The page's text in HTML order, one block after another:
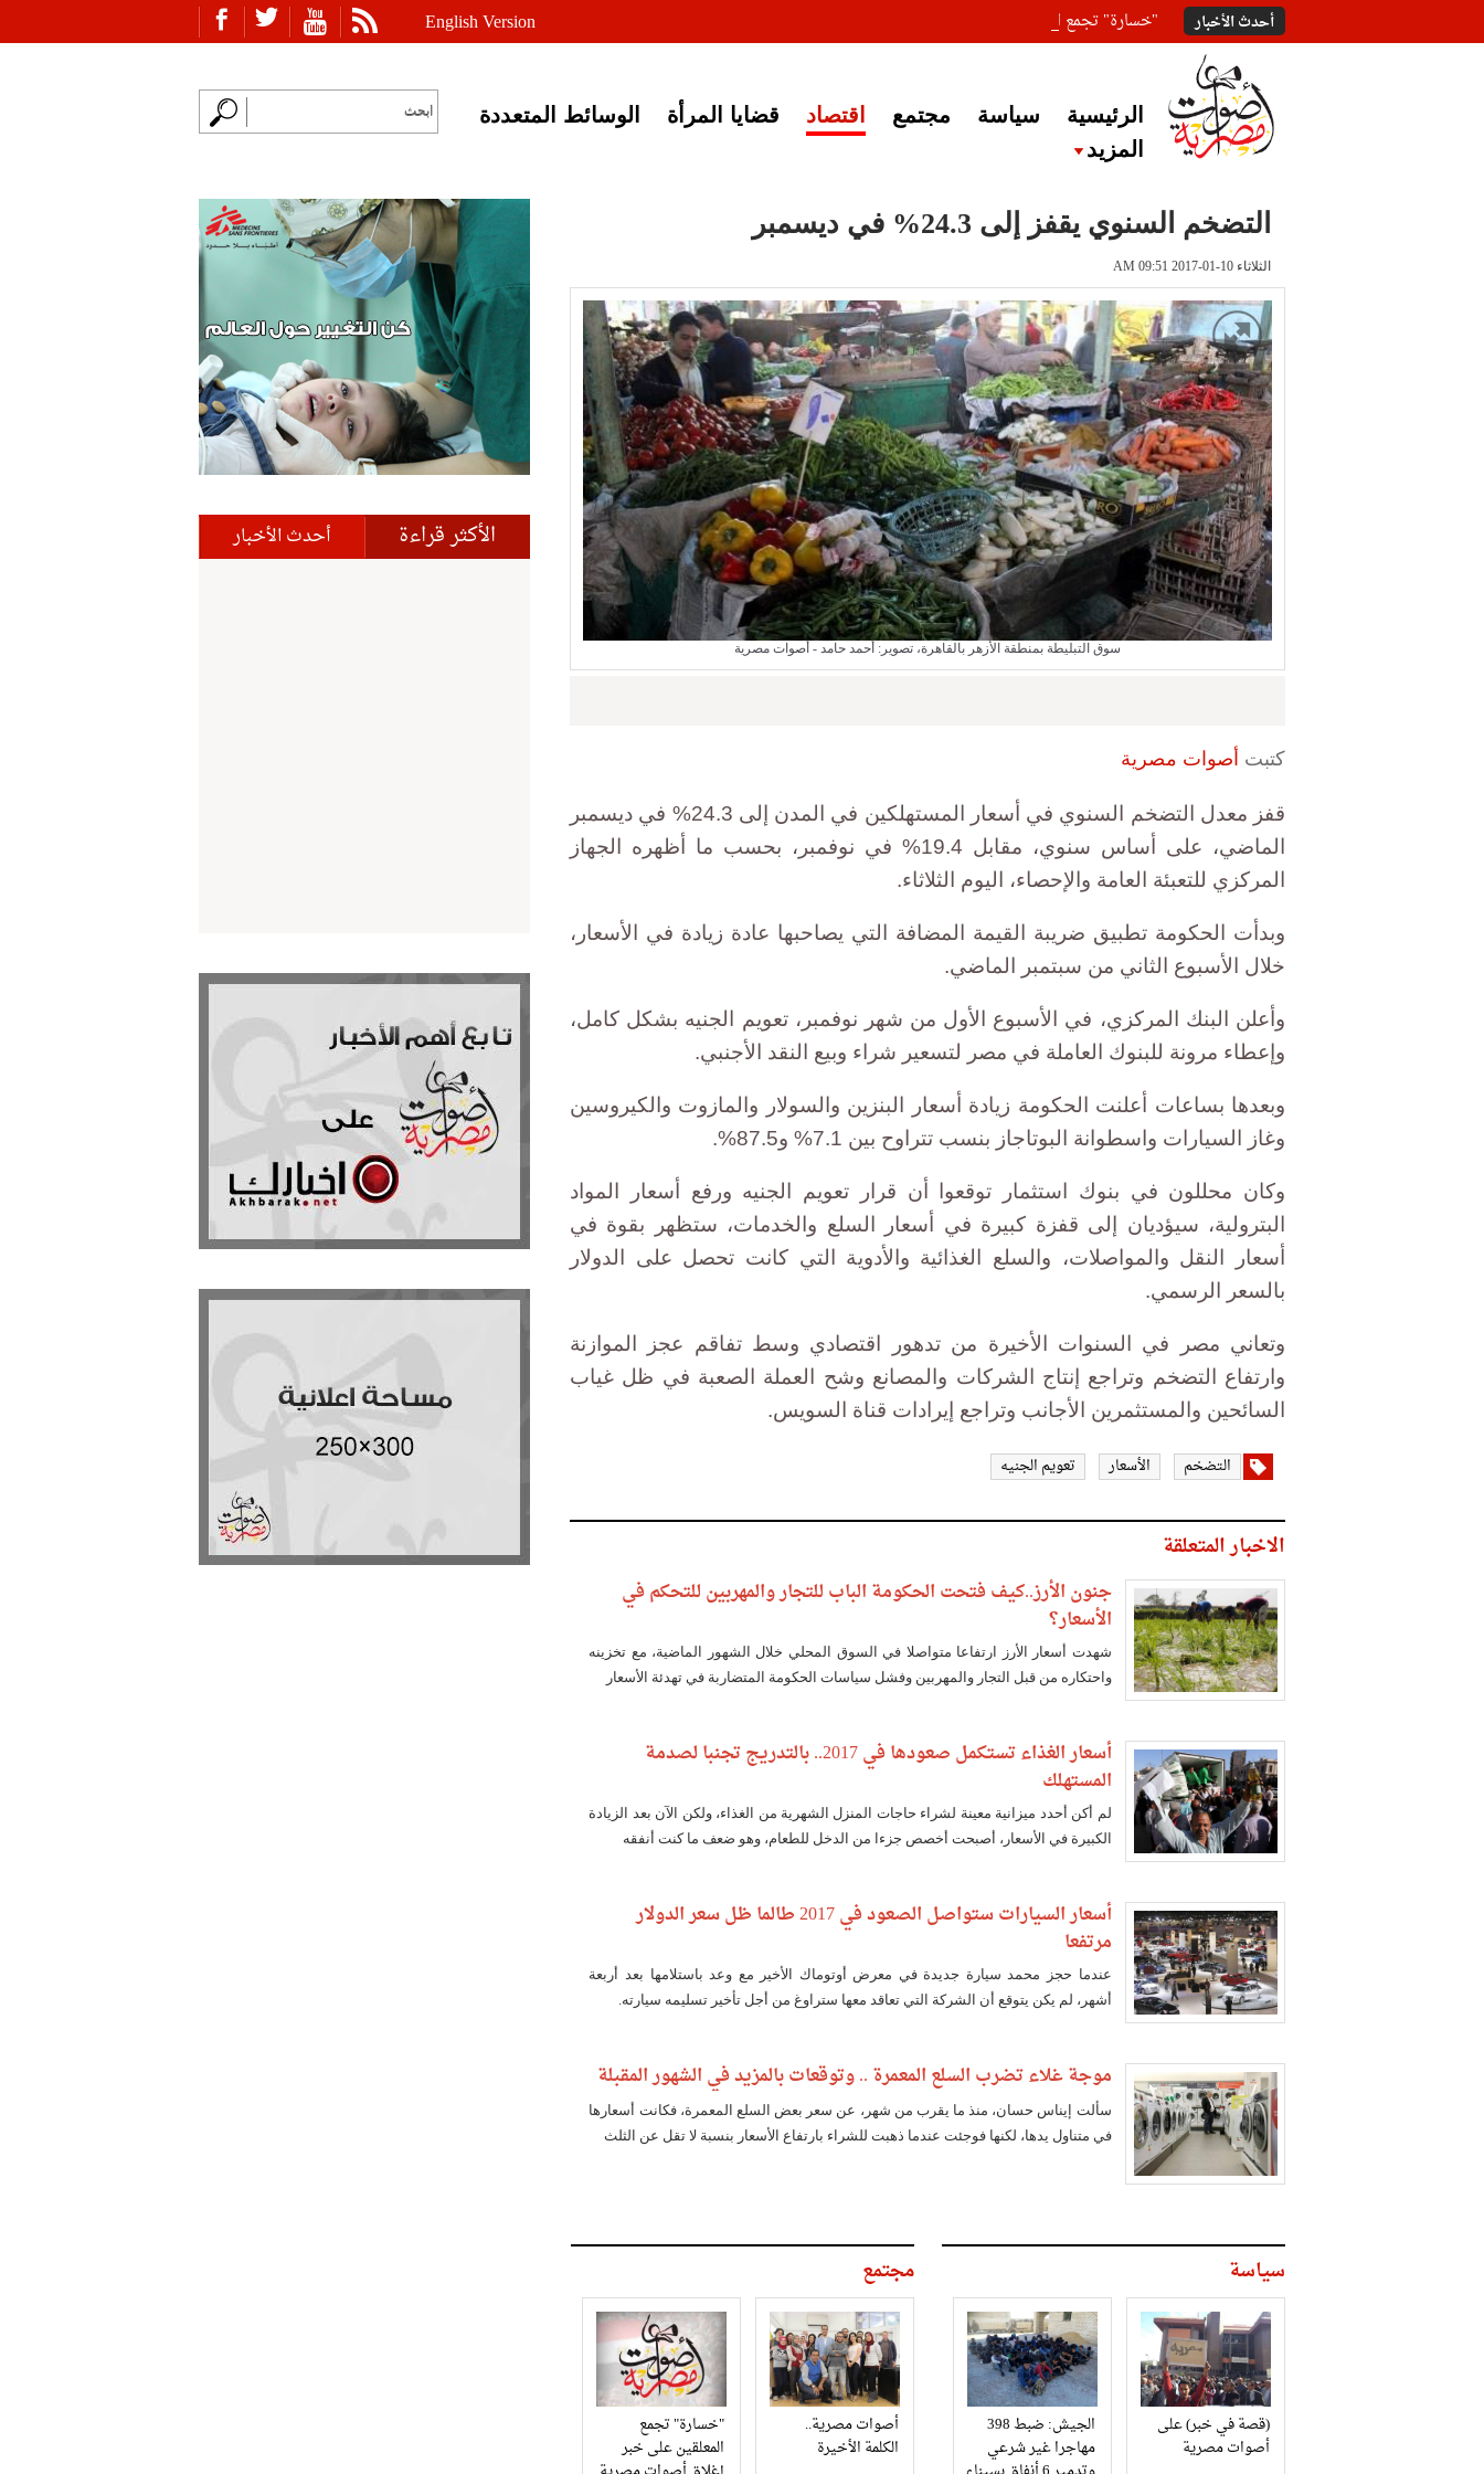
English Version أحدث الأخبار "خسارة" تجمع المعلقين على خبر إغلاق أصوات مصرية
الرئيسية سياسة مجتمع اقتصاد قضايا المرأة
الوسائط المتعددة
المزيد
التضخم السنوي يقفز إلى 24.3% في ديسمبر
الثلاثاء 10-01-2017 AM 09:51
سوق التبليطة بمنطقة الأزهر بالقاهرة، تصوير: أحمد حامد - أصوات مصرية
كتبت أصوات مصرية
قفز معدل التضخم السنوي في أسعار المستهلكين في المدن إلى 24.3% في ديسمبر
الماضي، على أساس سنوي، مقابل 19.4% في نوفمبر، بحسب ما أظهره الجهاز
المركزي للتعبئة العامة والإحصاء، اليوم الثلاثاء.
وبدأت الحكومة تطبيق ضريبة القيمة المضافة التي يصاحبها عادة زيادة في الأسعار،
خلال الأسبوع الثاني من سبتمبر الماضي.
وأعلن البنك المركزي، في الأسبوع الأول من شهر نوفمبر، تعويم الجنيه بشكل كامل،
وإعطاء مرونة للبنوك العاملة في مصر لتسعير شراء وبيع النقد الأجنبي.
وبعدها بساعات أعلنت الحكومة زيادة أسعار البنزين والسولار والمازوت والكيروسين
وغاز السيارات واسطوانة البوتاجاز بنسب تتراوح بين 7.1% و87.5%.
وكان محللون في بنوك استثمار توقعوا أن قرار تعويم الجنيه ورفع أسعار المواد
البترولية، سيؤديان إلى قفزة كبيرة في أسعار السلع والخدمات، ستظهر بقوة في
أسعار النقل والمواصلات، والسلع الغذائية والأدوية التي كانت تحصل على الدولار
بالسعر الرسمي.
وتعاني مصر في السنوات الأخيرة من تدهور اقتصادي وسط تفاقم عجز الموازنة
وارتفاع التضخم وتراجع إنتاج الشركات والمصانع وشح العملة الصعبة في ظل غياب
السائحين والمستثمرين الأجانب وتراجع إيرادات قناة السويس.
التضخم الأسعار تعويم الجنيه
الاخبار المتعلقة
جنون الأرز..كيف فتحت الحكومة الباب للتجار والمهربين للتحكم في
الأسعار؟
شهدت أسعار الأرز ارتفاعا متواصلا في السوق المحلي خلال الشهور الماضية، مع تخزينه
واحتكاره من قبل التجار والمهربين وفشل سياسات الحكومة المتضاربة في تهدئة الأسعار
أسعار الغذاء تستكمل صعودها في 2017.. بالتدريج تجنبا لصدمة
المستهلك
لم أكن أحدد ميزانية معينة لشراء حاجات المنزل الشهرية من الغذاء، ولكن الآن بعد الزيادة
الكبيرة في الأسعار، أصبحت أخصص جزءا من الدخل للطعام، وهو ضعف ما كنت أنفقه
أسعار السيارات ستواصل الصعود في 2017 طالما ظل سعر الدولار
مرتفعا
عندما حجز محمد سيارة جديدة في معرض أوتوماك الأخير مع وعد باستلامها بعد أربعة
أشهر، لم يكن يتوقع أن الشركة التي تعاقد معها ستراوغ من أجل تأخير تسليمه سيارته.
موجة غلاء تضرب السلع المعمرة .. وتوقعات بالمزيد في الشهور المقبلة
سألت إيناس حسان، منذ ما يقرب من شهر، عن سعر بعض السلع المعمرة، فكانت أسعارها
في متناول يدها، لكنها فوجئت عندما ذهبت للشراء بارتفاع الأسعار بنسبة لا تقل عن الثلث
سياسة
(قصة في خبر) على
أصوات مصرية
الجيش: ضبط 398
مهاجرا غير شرعي
مجتمع
أصوات مصرية..
الكلمة الأخيرة
"خسارة" تجمع
المعلقين على خبر
الأكثر قراءة أحدث الأخبار